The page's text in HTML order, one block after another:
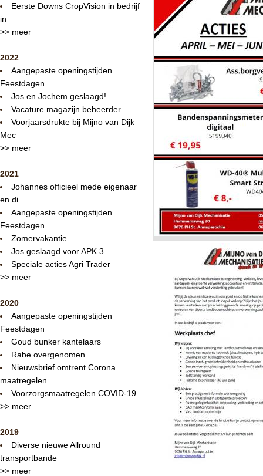
Eerste Downs CropVision in bedrijf
in
>> meer
2022
Aangepaste openingstijden
Feestdagen
Jos en Jochem geslaagd!
Vacature magazijn beheerder
Voorjaarsdrukte bij Mijno van Dijk
Mec
>> meer
2021
Johannes officieel mede eigenaar
en di
Aangepaste openingstijden
Feestdagen
Zomervakantie
Jos geslaagd voor APK 3
Speciale acties Agri Trader
>> meer
2020
Aangepaste openingstijden
Feestdagen
Goud bunker kantelaars
Rabe overgenomen
Nieuwsbrief omtrent Corona
maatregelen
Voorzorgsmaatregelen COVID-19
>> meer
2019
Diverse nieuwe Allround
transportbande
>> meer